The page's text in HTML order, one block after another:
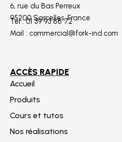
6, rue du Bas Perreux
95200 Sarcelles, France
Tél : 01 39 93 88 72
Mail : commercial@fork-ind.com
ACCÈS RAPIDE
Accueil
Produits
Cours et tutos
Nos réalisations